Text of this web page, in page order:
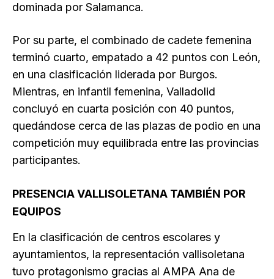
dominada por Salamanca.
Por su parte, el combinado de cadete femenina
terminó cuarto, empatado a 42 puntos con León,
en una clasificación liderada por Burgos.
Mientras, en infantil femenina, Valladolid
concluyó en cuarta posición con 40 puntos,
quedándose cerca de las plazas de podio en una
competición muy equilibrada entre las provincias
participantes.
PRESENCIA VALLISOLETANA TAMBIÉN POR
EQUIPOS
En la clasificación de centros escolares y
ayuntamientos, la representación vallisoletana
tuvo protagonismo gracias al AMPA Ana de